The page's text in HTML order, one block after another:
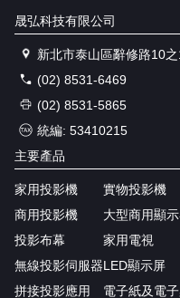
晟弘科技有限公司
新北市泰山區辭修路10
(02) 8531-6469
(02) 8531-5865
統編: 53410215
主要產品
家用投影機
商用投影機
投影布幕
無線投影伺服器
拼接投影應用
實物投影機
大型商用顯
家用電視
LED顯示屏
電子紙及電